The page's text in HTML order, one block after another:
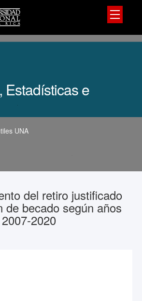
Estadísticas e
UNA
del retiro justificado
de becado según años
2020